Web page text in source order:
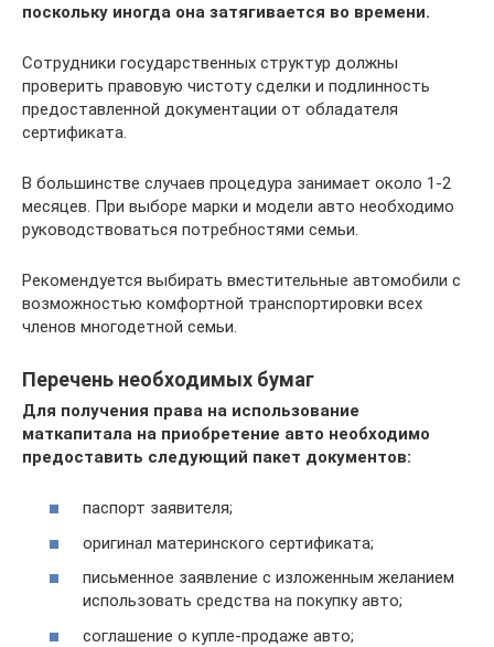
поскольку иногда она затягивается во времени.
Сотрудники государственных структур должны
проверить правовую чистоту сделки и подлинность
предоставленной документации от обладателя
сертификата.
В большинстве случаев процедура занимает около 1-2
месяцев. При выборе марки и модели авто необходимо
руководствоваться потребностями семьи.
Рекомендуется выбирать вместительные автомобили с
возможностью комфортной транспортировки всех
членов многодетной семьи.
Перечень необходимых бумаг
Для получения права на использование
маткапитала на приобретение авто необходимо
предоставить следующий пакет документов:
паспорт заявителя;
оригинал материнского сертификата;
письменное заявление с изложенным желанием
использовать средства на покупку авто;
соглашение о купле-продаже авто;